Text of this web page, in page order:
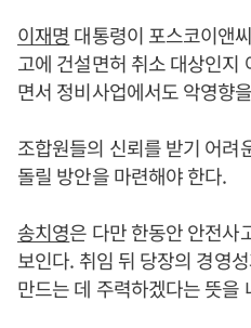
이재명 대통령이 포스코이앤
고에 건설면허 취소 대상인지
면서 정비사업에서도 악영향
조합원들의 신뢰를 받기 어려
돌릴 방안을 마련해야 한다.
송치영은 다만 한동안 안전사
보인다. 취임 뒤 당장의 경영
만드는 데 주력하겠다는 뜻을